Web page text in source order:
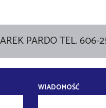
PARDO TEL.
WIADOMOŚĆ